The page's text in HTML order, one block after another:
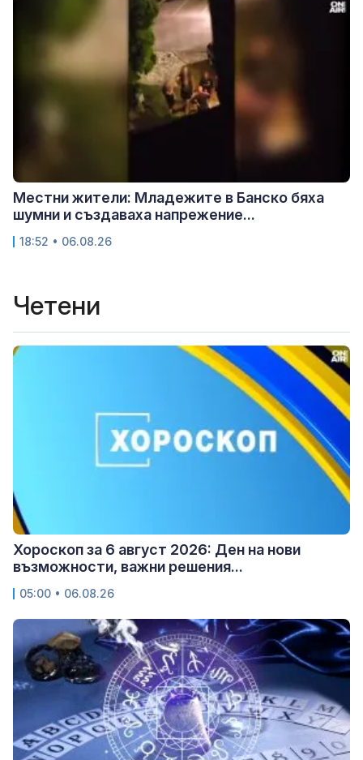
Местни жители: Младежите в Банско бяха
шумни и създаваха напрежение...
18:52 • 06.08.26
Четени
Хороскоп за 6 август 2026: Ден на нови
възможности, важни решения...
05:00 • 06.08.26